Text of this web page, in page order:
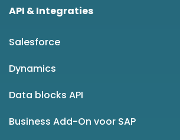
API & Integraties
Salesforce
Dynamics
Data blocks API
Business Add-On voor SAP